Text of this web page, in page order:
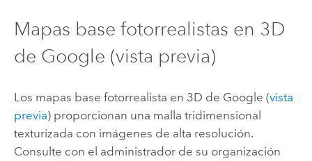
Mapas base fotorrealistas en 3D
de Google (vista previa)
Los mapas base fotorrealista en 3D de Google (vista
previa) proporcionan una malla tridimensional
texturizada con imágenes de alta resolución.
Consulte con el administrador de su organización